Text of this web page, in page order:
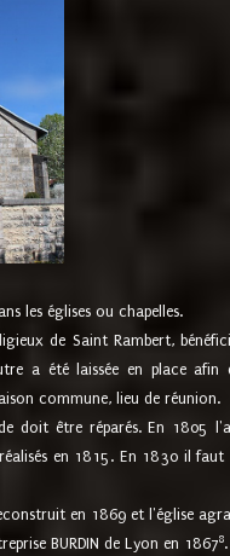
les églises ou chapelles.
de Saint Rambert,
a été laissée en place
commune, lieu de réunion.
doit être réparés. En 1805
en 1815. En 1830 il
en 1869 et l'église
BURDIN de Lyon en 18678.